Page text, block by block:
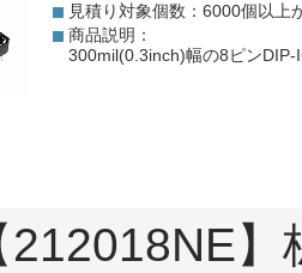
見積り対象個数：6000個以上
商品説明：
300mil(0.3inch)幅の8ピン
212018NE